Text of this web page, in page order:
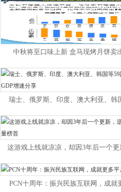
中秋将至口味上新 盒马现烤月饼卖
瑞士、俄罗斯、印度、澳大利亚、韩
这游戏上线就凉凉，却因3年后一个
PCN十周年：振兴民族互联网，成就